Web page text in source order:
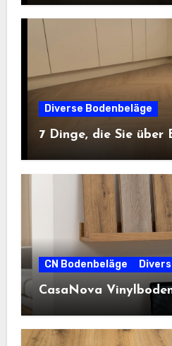
Diverse Bodenbeläge
7 Dinge, die Sie über
CN Bodenbeläge
CasaNova